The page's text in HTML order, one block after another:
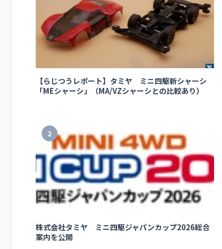
【らじつうレポート】タミヤ ミニ四駆新シャーシ
「MEシャーシ」（MA/VZシャーシとの比較あり）
2
株式会社タミヤ ミニ四駆ジャパンカップ2026総合
案内を公開